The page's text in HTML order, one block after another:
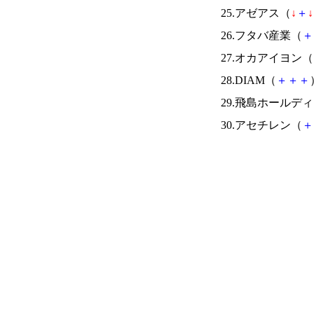
25.アゼアス（ ↓ ＋ ↓
26.フタバ産業（ ＋
27.オカアイヨン（
28.DIAM（ ＋ ＋ ＋
29.飛島ホールデ
30.アセチレン（ ＋